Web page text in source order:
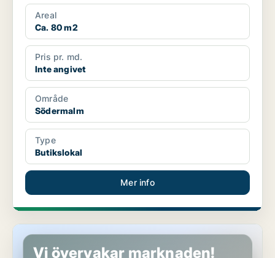
Areal
Ca. 80 m2
Pris pr. md.
Inte angivet
Område
Södermalm
Type
Butikslokal
Mer info
Kontor i Hammarbyhamnen
Vi övervakar marknaden!